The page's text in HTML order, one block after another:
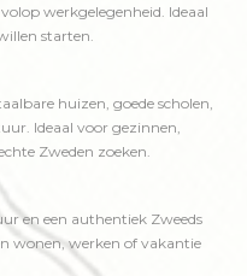
werkgelegenheid. Ideaal
starten.
huizen, goede scholen,
Ideaal voor gezinnen,
Zweden zoeken.
en een authentiek Zweeds
wonen, werken of vakantie